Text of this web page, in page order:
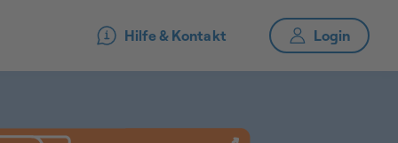
Hilfe & Kontakt